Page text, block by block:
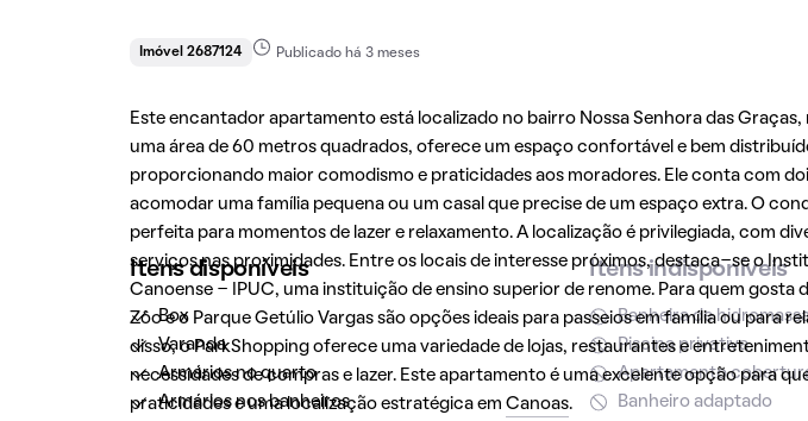
Imóvel 2687124 Publicado há 3 meses
Este encantador apartamento está localizado no bairro Nossa Senhora das Graças,
uma área de 60 metros quadrados, oferece um espaço confortável e bem
proporcionando maior comodismo e praticidades aos moradores. Ele conta com
acomodar uma família pequena ou um casal que precise de um espaço extra. O
perfeita para momentos de lazer e relaxamento. A localização é privilegiada, com
serviços nas proximidades. Entre os locais de interesse próximos, destaca-se o
Canoense - IPUC, uma instituição de ensino superior de renome. Para quem gosta
Zôo e o Parque Getúlio Vargas são opções ideais para passeios em família ou para
disso, o ParkShopping oferece uma variedade de lojas, restaurantes e
necessidades de compras e lazer. Este apartamento é uma excelente opção para
praticidades e uma localização estratégica em Canoas.
Itens disponíveis
Box
Varanda
Armários no quarto
Armários nos banheiros
Itens indisponíveis
Banheira de
Piscina privativa
Apartamento
Banheiro adaptado